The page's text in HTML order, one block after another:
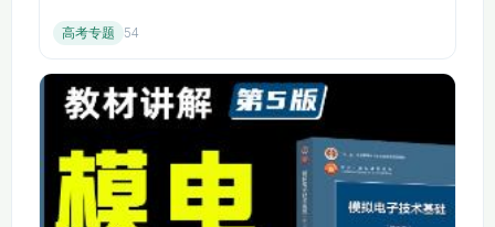
092【隋书】
094【隋书】 095【隋书】
096【隋书】 097【隋书】
098【隋书】 099【隋书】
三、秦汉时期
秦始皇修建万里长城，虽耗费民力，但对抵御匈奴起到一定作
用，焚书坑儒则钳制了思想。秦朝的暴政引发了农民起义，“燕
雀安知鸿鹄之志”“揭竿而起” 反映了陈胜吴广起义的决心。项梁
起兵、刘邦斩白蛇起义，拉开了楚汉争霸的序幕。巨鹿之战中项
羽破釜沉舟，大败秦军，秦朝灭亡。约法三章体现了刘邦的政治
智慧，鸿门宴的惊险展现了双方的权谋较量。韩信胯下之辱、月
高考专题 54